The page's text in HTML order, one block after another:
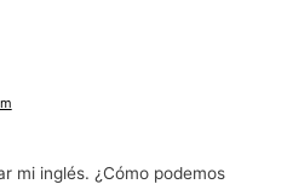
mi inglés. ¿Cómo podemos